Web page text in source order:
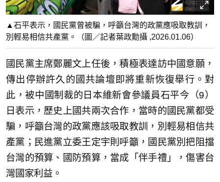
▲石平表示，國民黨曾被騙，呼籲台灣的政黨應吸取教訓，
別輕易相信共產黨。（圖／記者葉政勳攝 ,2026.01.06）
國民黨主席鄭麗文上任後，積極表達訪中國意願，
傳出停辦許久的國共論壇即將重新恢復舉行。對
此，被中國制裁的日本維新會參議員石平今（9）
日表示，歷史上國共兩次合作，當時的國民黨都受
騙，呼籲台灣的政黨應該吸取教訓，別輕易相信共
產黨；民進黨立委王定宇則呼籲，國民黨別把阻擋
台灣的預算、國防預算，當成「伴手禮」，傷害台
灣國家利益。